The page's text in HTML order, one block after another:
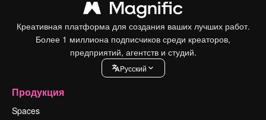
Креативная платформа для создания ваших лучших работ.
Более 1 миллиона подписчиков среди креаторов,
предприятий, агентств и студий.
Pусский
Продукция
Spaces